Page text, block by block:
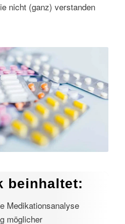
nicht (ganz) verstanden
beinhaltet:
Medikationsanalyse
möglicher